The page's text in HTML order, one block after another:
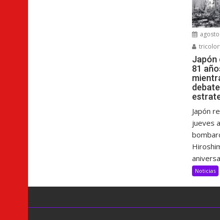
Japón
81
Japón
jueves
Noticias